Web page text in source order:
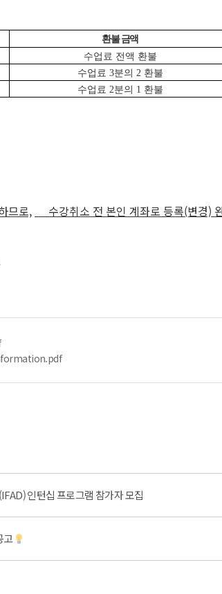
환불 금액
수업료 전액 환불
수업료 3분의 2 환불
수업료 2분의 1 환불
므로,
수강취소 전 본인 계좌로 등록(변경)
인턴십 프로그램 참가자 모집
고